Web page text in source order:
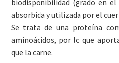
biodisponibilidad (grado en
absorbida y utilizada por el
Se trata de una proteína
aminoácidos, por lo que
que la carne.